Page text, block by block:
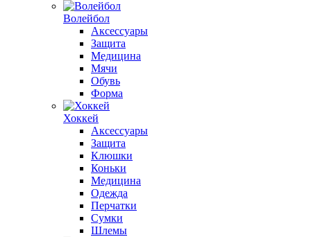
Волейбол
Аксессуары
Защита
Медицина
Мячи
Обувь
Форма
Хоккей
Аксессуары
Защита
Клюшки
Коньки
Медицина
Одежда
Перчатки
Сумки
Шлемы